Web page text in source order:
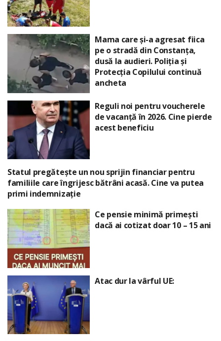
Mama care și-a agresat fiica
pe o stradă din Constanța,
dusă la audieri. Poliția și
Protecția Copilului continuă
ancheta
Reguli noi pentru voucherele
de vacanță în 2026. Cine pierde
acest beneficiu
Statul pregătește un nou sprijin financiar pentru
familiile care îngrijesc bătrâni acasă. Cine va putea
primi indemnizație
Ce pensie minimă primești
dacă ai cotizat doar 10 – 15 ani
Atac dur la vârful UE: